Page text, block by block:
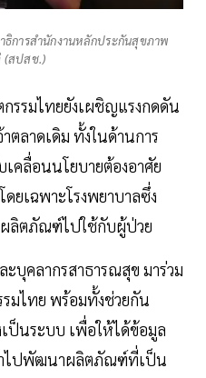
การสำนักงานหลักประกันสุขภาพ
(สปสช.)
รรมไทยยังเผชิญแรงกดดัน
ตลาดเดิม ทั้งในด้านการ
คลื่อนนโยบายต้องอาศัย
ยเฉพาะโรงพยาบาลซึ่ง
ลิตภัณฑ์ไปใช้กับผู้ป่วย
บุคลากรสาธารณสุข มาร่วม
ไทย พร้อมทั้งช่วยกัน
ป็นระบบ เพื่อให้ได้ข้อมูล
ำไปพัฒนาผลิตภัณฑ์ที่เป็น